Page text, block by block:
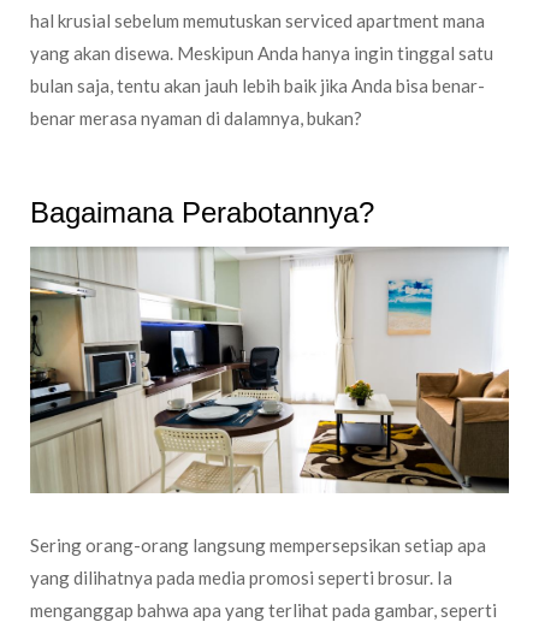
hal krusial sebelum memutuskan serviced apartment mana
yang akan disewa. Meskipun Anda hanya ingin tinggal satu
bulan saja, tentu akan jauh lebih baik jika Anda bisa benar-
benar merasa nyaman di dalamnya, bukan?
Bagaimana Perabotannya?
Sering orang-orang langsung mempersepsikan setiap apa
yang dilihatnya pada media promosi seperti brosur. Ia
menganggap bahwa apa yang terlihat pada gambar, seperti